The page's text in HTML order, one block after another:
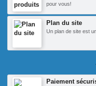
pour vous!
Plan du site
Un plan de site est
Paiement